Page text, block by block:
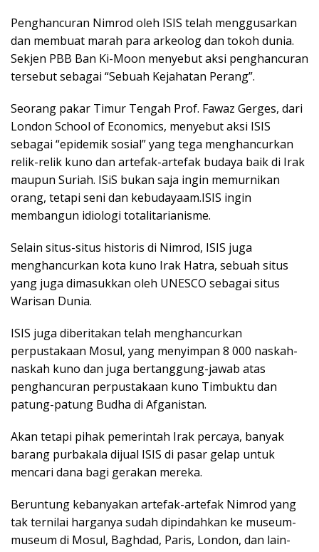
Penghancuran Nimrod oleh ISIS telah menggusarkan
dan membuat marah para arkeolog dan tokoh dunia.
Sekjen PBB Ban Ki-Moon menyebut aksi penghancuran
tersebut sebagai “Sebuah Kejahatan Perang”.
Seorang pakar Timur Tengah Prof. Fawaz Gerges, dari
London School of Economics, menyebut aksi ISIS
sebagai “epidemik sosial” yang tega menghancurkan
relik-relik kuno dan artefak-artefak budaya baik di Irak
maupun Suriah. ISiS bukan saja ingin memurnikan
orang, tetapi seni dan kebudayaam.ISIS ingin
membangun idiologi totalitarianisme.
Selain situs-situs historis di Nimrod, ISIS juga
menghancurkan kota kuno Irak Hatra, sebuah situs
yang juga dimasukkan oleh UNESCO sebagai situs
Warisan Dunia.
ISIS juga diberitakan telah menghancurkan
perpustakaan Mosul, yang menyimpan 8 000 naskah-
naskah kuno dan juga bertanggung-jawab atas
penghancuran perpustakaan kuno Timbuktu dan
patung-patung Budha di Afganistan.
Akan tetapi pihak pemerintah Irak percaya, banyak
barang purbakala dijual ISIS di pasar gelap untuk
mencari dana bagi gerakan mereka.
Beruntung kebanyakan artefak-artefak Nimrod yang
tak ternilai harganya sudah dipindahkan ke museum-
museum di Mosul, Baghdad, Paris, London, dan lain-